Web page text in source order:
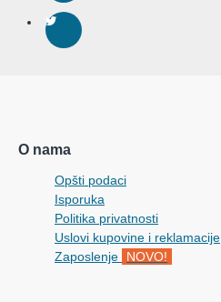
O nama
Opšti podaci
Isporuka
Politika privatnosti
Uslovi kupovine i reklamacije
Zaposlenje
NOVO!